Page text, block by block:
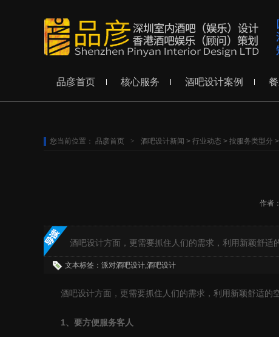
品彦首页 核心服务 酒吧设计案例
您当前位置： 品彦首页 > 酒吧设计新闻 > 行业动态 > 按服务类型分 >
作者：
酒吧设计方面，更需要抓住人们的需求，利用新颖舒适
文本标签：派对酒吧设计,酒吧设计
酒吧设计方面，更需要抓住人们的需求，利用新颖舒适的
1、要方便服务客人